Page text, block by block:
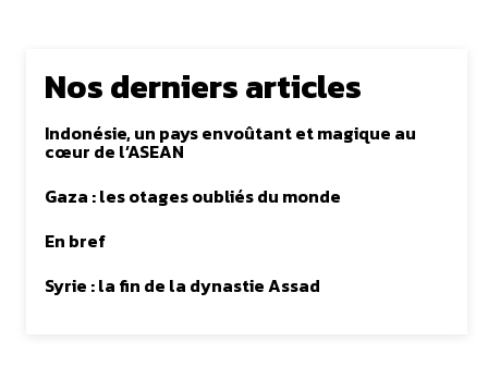
Nos derniers articles
Indonésie, un pays envoûtant et magique au
cœur de l’ASEAN
Gaza : les otages oubliés du monde
En bref
Syrie : la fin de la dynastie Assad